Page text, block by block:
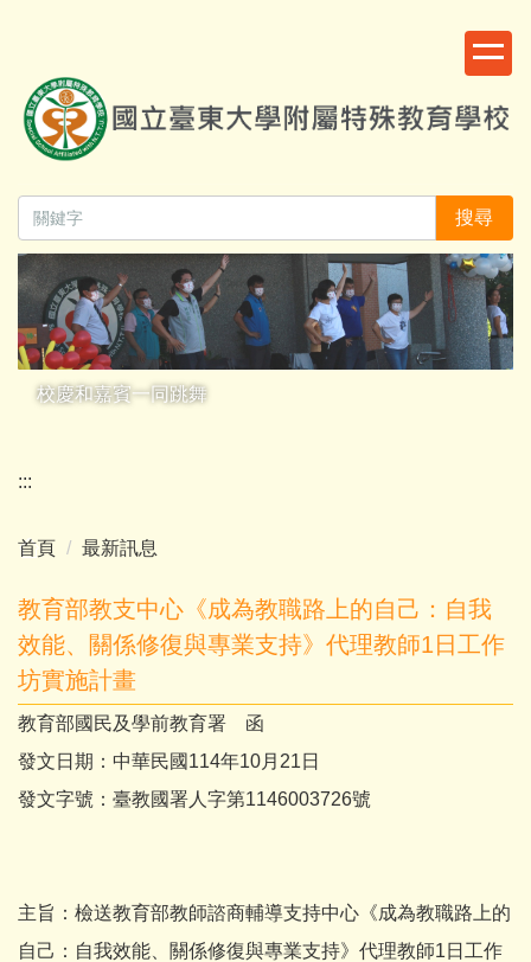
要
內
搜尋
校慶和嘉賓一同跳舞
:::
首頁 最新訊息
教育部教支中心《成為教職路上的自己：自我
效能、關係修復與專業支持》代理教師1日工作
坊實施計畫
教育部國民及學前教育署 函
發文日期：中華民國114年10月21日
發文字號：臺教國署人字第1146003726號
主旨：檢送教育部教師諮商輔導支持中心《成為教職路上的
自己：自我效能、關係修復與專業支持》代理教師1日工作